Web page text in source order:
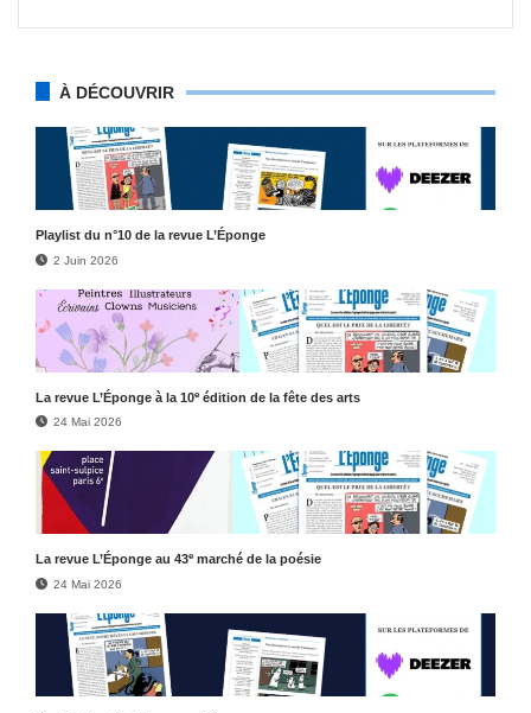
À DÉCOUVRIR
Play­list du n°10 de la revue L’Éponge
2 Juin 2026
La revue L’Éponge à la 10e édition de la fête des arts
24 Mai 2026
La revue L’Éponge au 43e marché de la poésie
24 Mai 2026